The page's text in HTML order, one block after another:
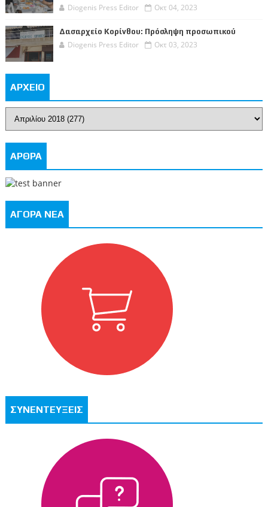
Diogenis Press Editor Οκτ 04, 2023
Δασαρχείο Κορίνθου: Πρόσληψη προσωπικού
Diogenis Press Editor Οκτ 03, 2023
ΑΡΧΕΙΟ
ΑΡΘΡΑ
ΑΓΟΡΑ ΝΕΑ
ΣΥΝΕΝΤΕΥΞΕΙΣ